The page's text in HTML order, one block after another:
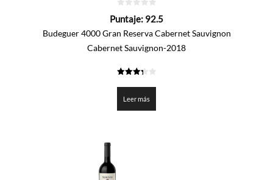
de
Puntaje: 92.5
Budeguer 4000 Gran Reserva Cabernet Sauvignon
Cabernet Sauvignon-2018
Leer más